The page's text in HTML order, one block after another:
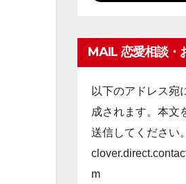
MAIL 恋愛相談・
以下のアドレス宛
成されます。本文
送信してください。
m